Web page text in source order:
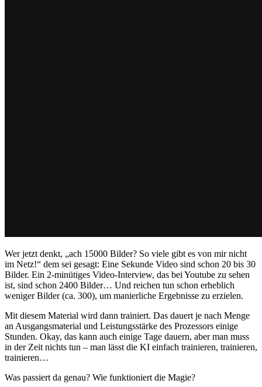
Wer jetzt denkt, „ach 15000 Bilder? So viele gibt es von mir nicht
im Netz!“ dem sei gesagt: Eine Sekunde Video sind schon 20 bis 30
Bilder. Ein 2-minütiges Video-Interview, das bei Youtube zu sehen
ist, sind schon 2400 Bilder… Und reichen tun schon erheblich
weniger Bilder (ca. 300), um manierliche Ergebnisse zu erzielen.
Mit diesem Material wird dann trainiert. Das dauert je nach Menge
an Ausgangsmaterial und Leistungsstärke des Prozessors einige
Stunden. Okay, das kann auch einige Tage dauern, aber man muss
in der Zeit nichts tun – man lässt die KI einfach trainieren, trainieren,
trainieren…
Was passiert da genau? Wie funktioniert die Magie?